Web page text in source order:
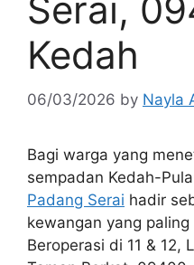
Serai,
Kedah
06/03/2026 by Nayla
Bagi warga yang
sempadan Kedah-
Padang Serai hadir
kewangan yang
Beroperasi di 11 & 12,